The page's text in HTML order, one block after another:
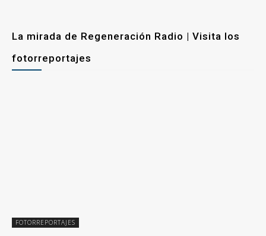
La mirada de Regeneración Radio | Visita los
fotorreportajes
FOTORREPORTAJES